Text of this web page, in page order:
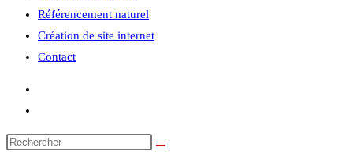
Référencement naturel
Création de site internet
Contact